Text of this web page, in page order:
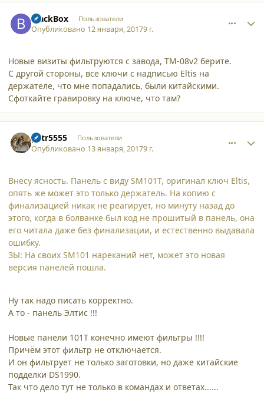
BlackBox Пользователи
Опубликовано 12 января, 20179 г.
Новые визиты фильтруются с завода, ТМ-08v2 берите.
С другой стороны, все ключи с надписью Eltis на
держателе, что мне попадались, были китайскими.
Сфоткайте гравировку на ключе, что там?
petr5555 Пользователи
Опубликовано 13 января, 20179 г.
Внесу ясность. Панель с виду SM101T, оригинал ключ Eltis,
опять же может это только держатель. На копию с
финализацией никак не реагирует, но минуту назад до
этого, когда в болванке был код не прошитый в панель, она
его читала даже без финализации, и естественно выдавала
ошибку.
ЗЫ: На своих SM101 нареканий нет, может это новая
версия панелей пошла.
Ну так надо писать корректно.
А то - панель Элтис !!!
Новые панели 101Т конечно имеют фильтры !!!!
Причём этот фильтр не отключается.
И он фильтрует не только заготовки, но даже китайские
подделки DS1990.
Так что дело тут не только в командах и ответах......